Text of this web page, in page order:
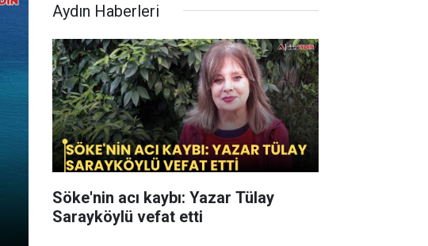
Aydın Haberleri
Söke'nin acı kaybı: Yazar Tülay
Sarayköylü vefat etti